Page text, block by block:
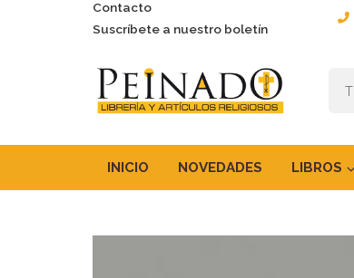
Contacto
Suscríbete a nuestro boletín
INICIO NOVEDADES LIBROS